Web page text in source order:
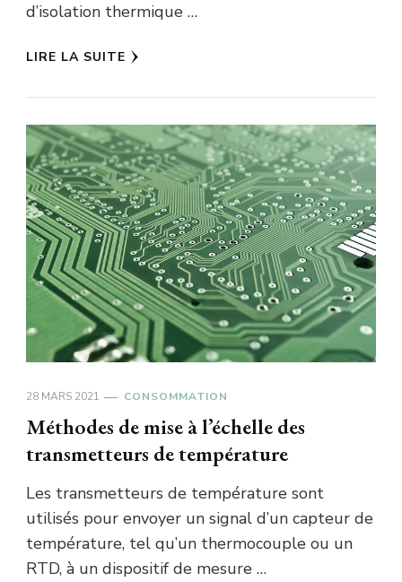
d’isolation thermique …
LIRE LA SUITE
28 MARS 2021 CONSOMMATION
Méthodes de mise à l’échelle des
transmetteurs de température
Les transmetteurs de température sont
utilisés pour envoyer un signal d’un capteur de
température, tel qu’un thermocouple ou un
RTD, à un dispositif de mesure …